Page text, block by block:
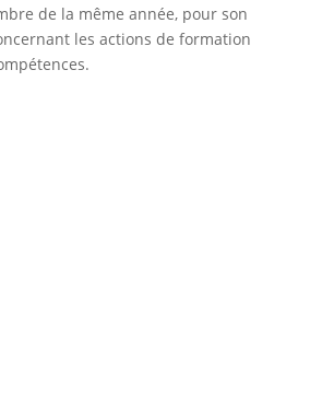
de la même année, pour son
les actions de formation